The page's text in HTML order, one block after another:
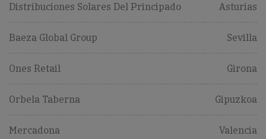
Distribuciones Solares Del Principado Asturias
Baeza Global Group Sevilla
Ones Retail Girona
Orbela Taberna Gipuzkoa
Mercadona Valencia